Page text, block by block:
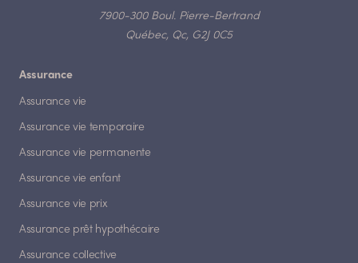
7900-300 Boul. Pierre-Bertrand
Québec, Qc, G2J 0C5
Assurance
Assurance vie
Assurance vie temporaire
Assurance vie permanente
Assurance vie enfant
Assurance vie prix
Assurance prêt hypothécaire
Assurance collective